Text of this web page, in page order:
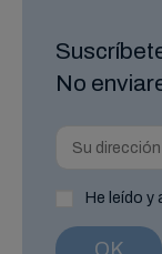
No
He leído y